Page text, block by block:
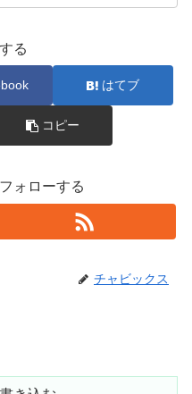
る
はてブ
コピー
ォローする
チャビックス